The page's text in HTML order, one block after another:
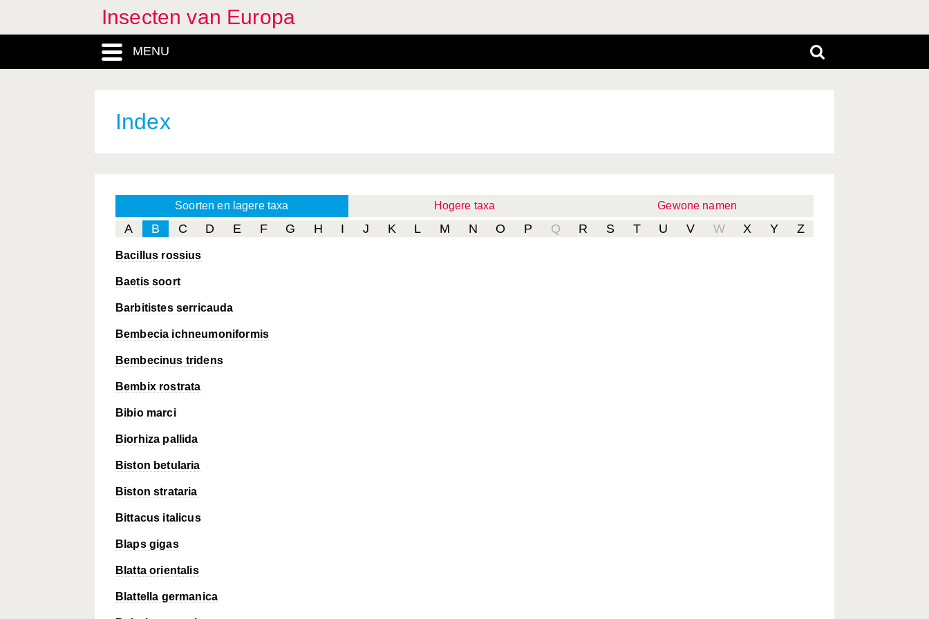
Insecten van Europa
MENU
Index
Soorten en lagere taxa Hogere taxa Gewone namen
A B C D E F G H I J K L M N O P Q R S T U V W X Y Z
Bacillus rossius
Baetis soort
Barbitistes serricauda
Bembecia ichneumoniformis
Bembecinus tridens
Bembix rostrata
Bibio marci
Biorhiza pallida
Biston betularia
Biston strataria
Bittacus italicus
Blaps gigas
Blatta orientalis
Blattella germanica